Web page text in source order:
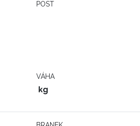
POST
VÁHA
kg